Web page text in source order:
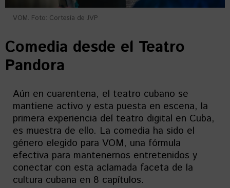
VOM. Foto: Cortesía de JVP
Comedia desde el Teatro
Pandora
Aún en cuarentena, el teatro cubano se
mantiene activo y esta puesta en escena, la
primera experiencia del teatro digital en Cuba,
es muestra de ello. La comedia ha sido el
género elegido para VOM, una fórmula
efectiva para mantenernos entretenidos y
conectar con esta aclamada faceta de la
cultura cubana en 8 capítulos.